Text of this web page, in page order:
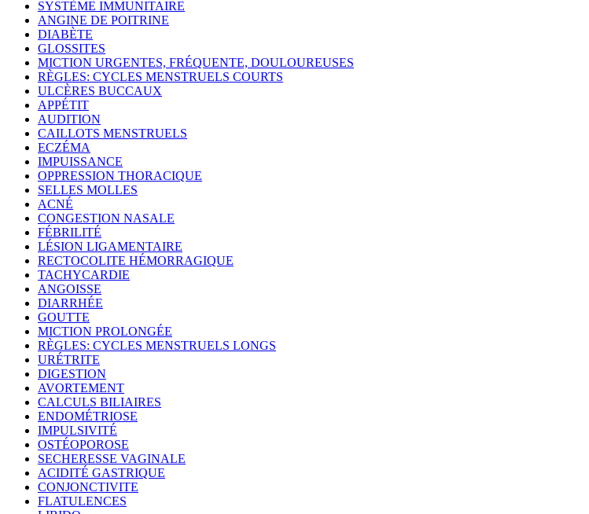
SYSTÈME IMMUNITAIRE
ANGINE DE POITRINE
DIABÈTE
GLOSSITES
MICTION URGENTES, FRÉQUENTE, DOULOUREUSES
RÈGLES: CYCLES MENSTRUELS COURTS
ULCÈRES BUCCAUX
APPÉTIT
AUDITION
CAILLOTS MENSTRUELS
ECZÉMA
IMPUISSANCE
OPPRESSION THORACIQUE
SELLES MOLLES
ACNÉ
CONGESTION NASALE
FÉBRILITÉ
LÉSION LIGAMENTAIRE
RECTOCOLITE HÉMORRAGIQUE
TACHYCARDIE
ANGOISSE
DIARRHÉE
GOUTTE
MICTION PROLONGÉE
RÈGLES: CYCLES MENSTRUELS LONGS
URÉTRITE
DIGESTION
AVORTEMENT
CALCULS BILIAIRES
ENDOMÉTRIOSE
IMPULSIVITÉ
OSTÉOPOROSE
SECHERESSE VAGINALE
ACIDITÉ GASTRIQUE
CONJONCTIVITE
FLATULENCES